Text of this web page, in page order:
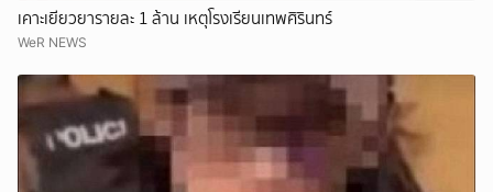
เคาะเยียวยารายละ 1 ล้าน เหตุโรงเรียนเทพศิรินทร์
WeR NEWS